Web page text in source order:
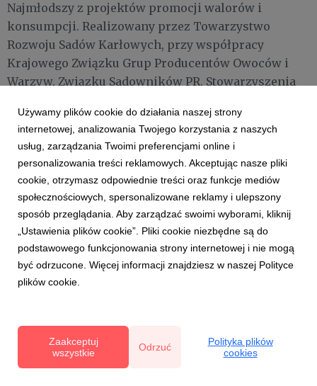
Najmłodszy z projektów promocji walorów i
konsumpcji. Realizowany przez Towarzystwo
Rozwoju Sadów Karłowych, przy współpracy
Krajowego Związku Grup Producentów Owoców i
Warzyw, Związku Sadowników PR, Stowarzyszenia
Grójeckie.
Wszystko to na pikniku na błoniach PGE
Narodowego w niedzielę 15 września w strefie
producentów owoców i warzyw. Czeka na Państwa
wielu plantatorów, sadowników i przetwórców.
Można będzie spróbować ciekawych dań i kupić
przetwory. Gwarantujemy niepowtarzaną atmosferę
i dużo dobrej zabawy!
Więcej o przygotowywanej próbie bicia rekordu w
materiale pt.Zapraszamy do wspólnego bicia Rekordu
Polski - błonia PGE Narodowego, niedziela 15/09, 13:30
Używamy plików cookie do działania naszej strony
internetowej, analizowania Twojego korzystania z naszych
usług, zarządzania Twoimi preferencjami online i
personalizowania treści reklamowych. Akceptując nasze pliki
cookie, otrzymasz odpowiednie treści oraz funkcje mediów
społecznościowych, spersonalizowane reklamy i ulepszony
sposób przeglądania. Aby zarządzać swoimi wyborami, kliknij
„Ustawienia plików cookie”. Pliki cookie niezbędne są do
podstawowego funkcjonowania strony internetowej i nie mogą
być odrzucone. Więcej informacji znajdziesz w naszej Polityce
plików cookie.
Zaakceptuj
wszystkie
Odrzuć
Polityka plików
cookies